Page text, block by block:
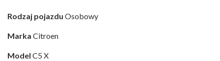
Rodzaj pojazdu Osobowy
Marka Citroen
Model C5 X